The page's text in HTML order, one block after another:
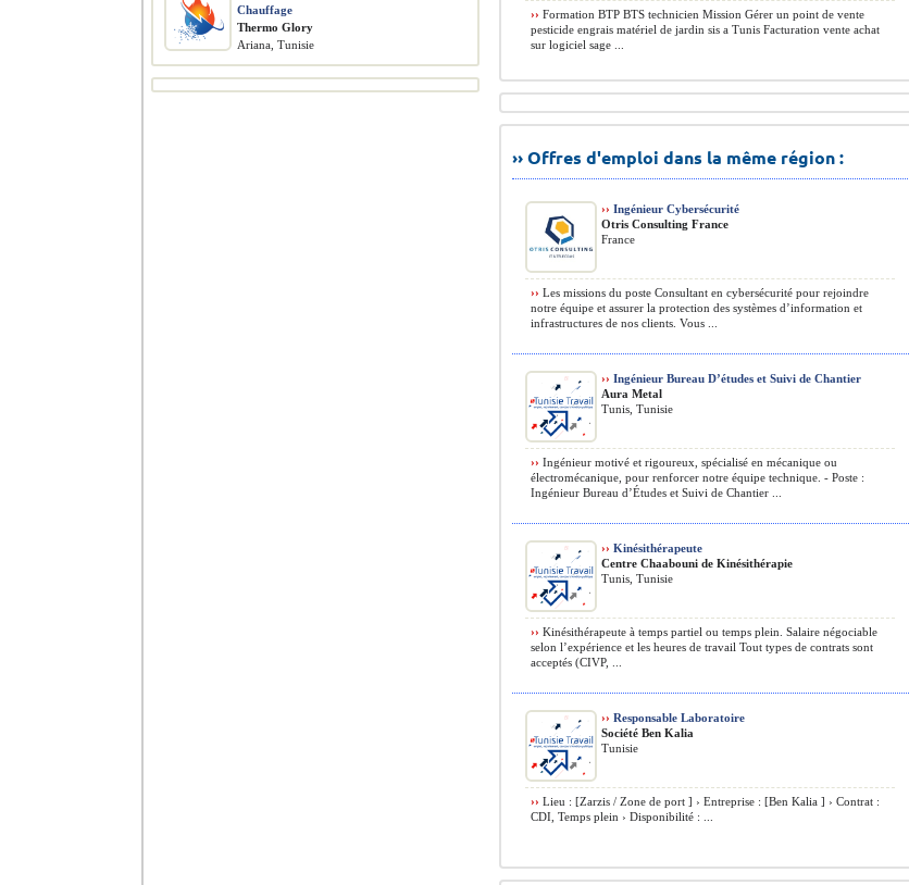
›› Formation BTP BTS technicien Mission Gérer un point de vente
pesticide engrais matériel de jardin sis a Tunis Facturation vente achat
sur logiciel sage ...
›› Offres d'emploi dans la même région :
›› Ingénieur Cybersécurité
Otris Consulting France
France
›› Les missions du poste Consultant en cybersécurité pour rejoindre
notre équipe et assurer la protection des systèmes d’information et
infrastructures de nos clients. Vous ...
›› Ingénieur Bureau D’études et Suivi de Chantier
Aura Metal
Tunis, Tunisie
›› Ingénieur motivé et rigoureux, spécialisé en mécanique ou
électromécanique, pour renforcer notre équipe technique. - Poste :
Ingénieur Bureau d’Études et Suivi de Chantier ...
›› Kinésithérapeute
Centre Chaabouni de Kinésithérapie
Tunis, Tunisie
›› Kinésithérapeute à temps partiel ou temps plein. Salaire négociable
selon l’expérience et les heures de travail Tout types de contrats sont
acceptés (CIVP, ...
›› Responsable Laboratoire
Société Ben Kalia
Tunisie
›› Lieu : [Zarzis / Zone de port ] › Entreprise : [Ben Kalia ] › Contrat :
CDI, Temps plein › Disponibilité : ...
Chauffage
Thermo Glory
Ariana, Tunisie